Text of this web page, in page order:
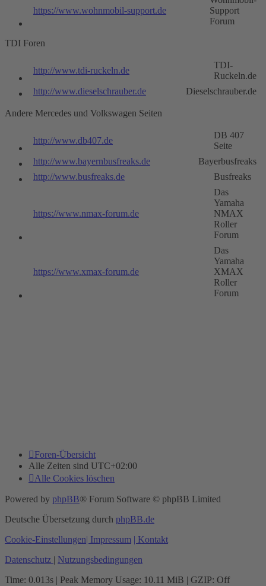
https://www.wohnmobil-support.de
Support
Forum
TDI Foren
http://www.tdi-ruckeln.de
TDI-
Ruckeln.de
http://www.dieselschrauber.de
Dieselschrauber.de
Andere Mercedes und Volkswagen Seiten
http://www.db407.de
DB 407
Seite
http://www.bayernbusfreaks.de
Bayerbusfreaks
http://www.busfreaks.de
Busfreaks
https://www.nmax-forum.de
Das
Yamaha
NMAX
Roller
Forum
https://www.xmax-forum.de
Das
Yamaha
XMAX
Roller
Forum
Foren-Übersicht
Alle Zeiten sind UTC+02:00
Alle Cookies löschen
Powered by phpBB® Forum Software © phpBB Limited
Deutsche Übersetzung durch phpBB.de
Cookie-Einstellungen| Impressum | Kontakt
Datenschutz | Nutzungsbedingungen
Time: 0.013s | Peak Memory Usage: 10.11 MiB | GZIP: Off